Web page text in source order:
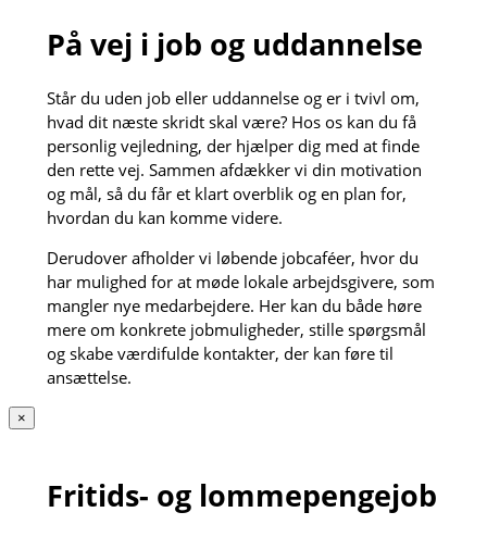
På vej i job og uddannelse
Står du uden job eller uddannelse og er i tvivl om,
hvad dit næste skridt skal være? Hos os kan du få
personlig vejledning, der hjælper dig med at finde
den rette vej. Sammen afdækker vi din motivation
og mål, så du får et klart overblik og en plan for,
hvordan du kan komme videre.
Derudover afholder vi løbende jobcaféer, hvor du
har mulighed for at møde lokale arbejdsgivere, som
mangler nye medarbejdere. Her kan du både høre
mere om konkrete jobmuligheder, stille spørgsmål
og skabe værdifulde kontakter, der kan føre til
ansættelse.
×
Fritids- og lommepengejob